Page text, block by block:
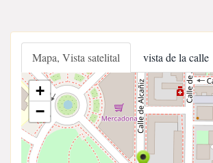
Mapa, Vista satelital vista de la calle
+
−